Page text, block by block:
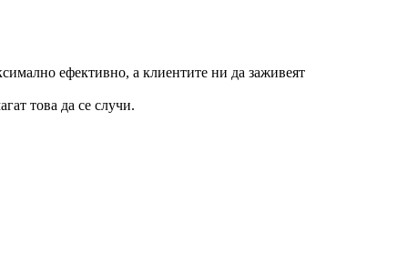
ефективно, а клиентите ни да заживеят
това да се случи.